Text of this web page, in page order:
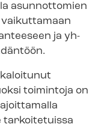
asunnottomien
ja yh­
toimintoja on
tarkoitetuissa